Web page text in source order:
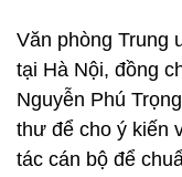
Văn phòng Trung
tại Hà Nội, đồng
Nguyễn Phú
thư để cho ý kiến
tác cán bộ để